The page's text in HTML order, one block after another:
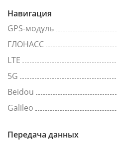
Навигация
GPS-модуль
ГЛОНАСС
LTE
5G
Beidou
Galileo
Передача данных